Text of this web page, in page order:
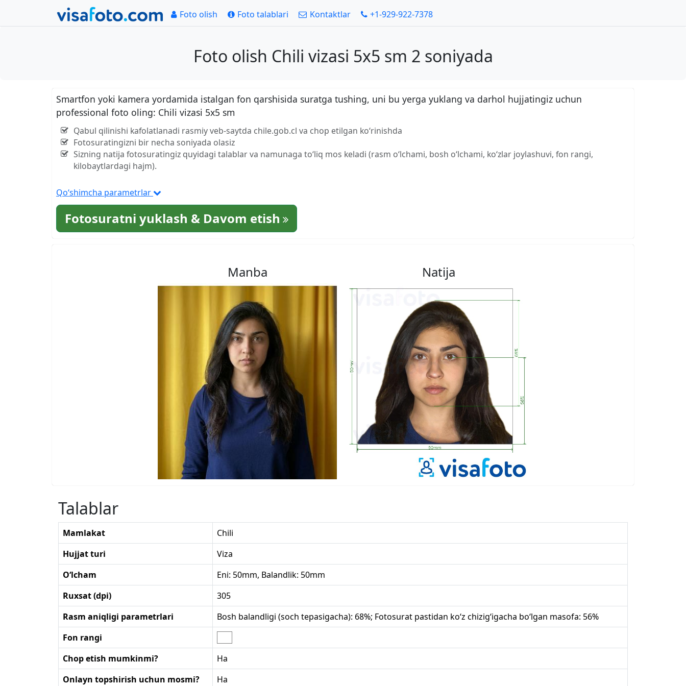
Foto olish Foto talablari Kontaktlar +1-929-922-7378
Foto olish Chili vizasi 5x5 sm 2 soniyada
Smartfon yoki kamera yordamida istalgan fon qarshisida suratga tushing, uni bu yerga yuklang va darhol hujjatingiz uchun
professional foto oling: Chili vizasi 5x5 sm
Qabul qilinishi kafolatlanadi rasmiy veb-saytda chile.gob.cl va chop etilgan ko‘rinishda
Fotosuratingizni bir necha soniyada olasiz
Sizning natija fotosuratingiz quyidagi talablar va namunaga to‘liq mos keladi (rasm o‘lchami, bosh o‘lchami, ko‘zlar joylashuvi, fon rangi,
kilobaytlardagi hajm).
Qo‘shimcha parametrlar
Fotosuratni yuklash & Davom etish
Manba Natija
Talablar
Mamlakat
Chili
Hujjat turi
Viza
O‘lcham
Eni: 50mm, Balandlik: 50mm
Ruxsat (dpi)
305
Rasm aniqligi parametrlari
Bosh balandligi (soch tepasigacha): 68%; Fotosurat pastidan ko‘z chizig‘igacha bo‘lgan masofa: 56%
Fon rangi
Chop etish mumkinmi?
Ha
Onlayn topshirish uchun mosmi?
Ha